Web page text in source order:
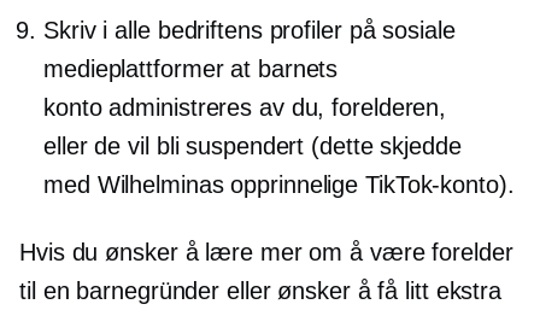
Skriv i alle bedriftens profiler på sosiale
medieplattformer at barnets
konto administreres av du, forelderen,
eller de vil bli suspendert (dette skjedde
med Wilhelminas opprinnelige TikTok-konto).
Hvis du ønsker å lære mer om å være forelder
til en barnegründer eller ønsker å få litt ekstra